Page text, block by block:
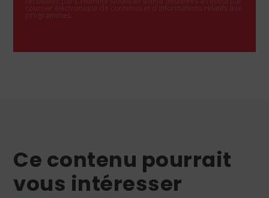
courrier électronique de contenus et d'informations relatifs aux
programmes.
Ce contenu pourrait
vous intéresser